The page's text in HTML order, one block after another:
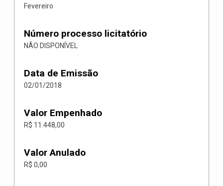
Fevereiro
Número processo licitatório
NÃO DISPONÍVEL
Data de Emissão
02/01/2018
Valor Empenhado
R$ 11.448,00
Valor Anulado
R$ 0,00